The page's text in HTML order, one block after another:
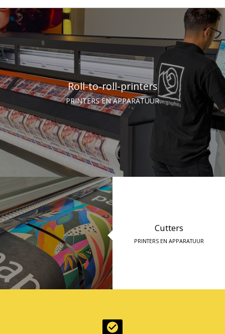
Roll-to-roll-printers
PRINTERS EN APPARATUUR
Cutters
PRINTERS EN APPARATUUR